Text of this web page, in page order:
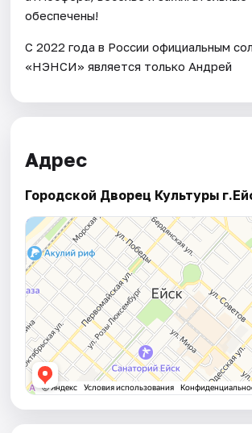
обеспечены!
С 2022 года в России официальным
«НЭНСИ» является только Андрей
Адрес
Городской Дворец Культуры